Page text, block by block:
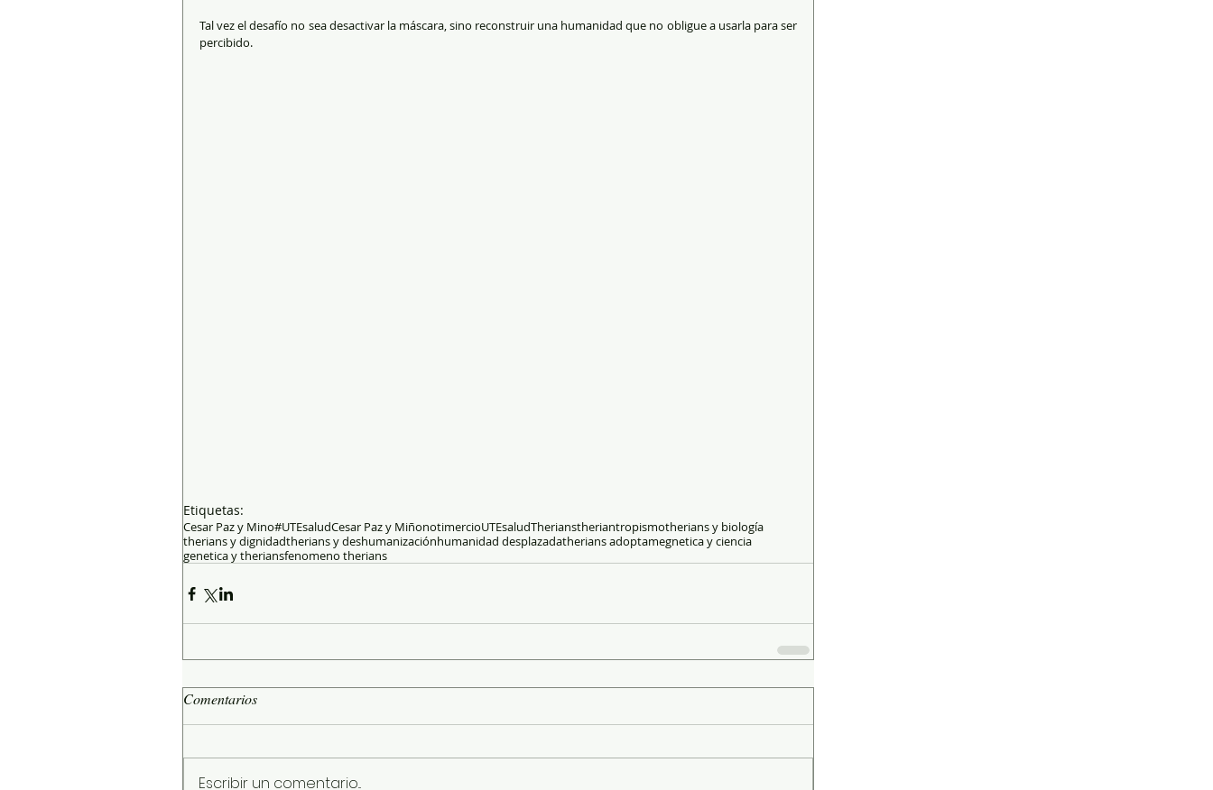
Tal vez el desafío no sea desactivar la máscara, sino reconstruir una humanidad que no obligue a usarla para ser
percibido.
Etiquetas:
Cesar Paz y Mino#UTEsaludCesar Paz y MiñonotimercioUTEsaludTherianstheriantropismotherians y biología
therians y dignidadtherians y deshumanizaciónhumanidad desplazadatherians adoptamegnetica y ciencia
genetica y theriansfenomeno therians
Comentarios
Escribir un comentario...